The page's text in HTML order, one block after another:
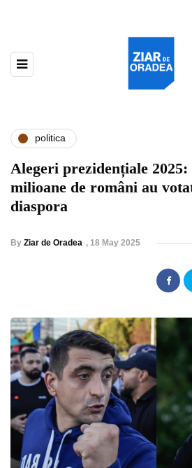
politica
Alegeri prezidențiale 2025:
milioane de români au
diaspora
By Ziar de Oradea , 18 May 2025